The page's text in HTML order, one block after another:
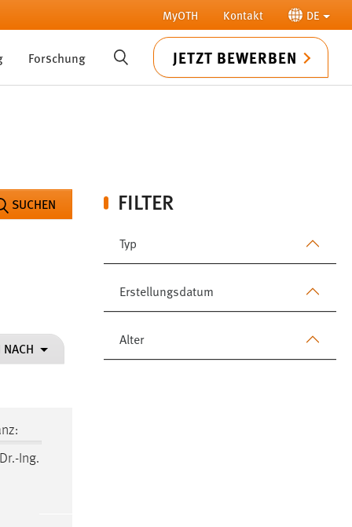
MyOTH Kontakt DE
Forschung SUCHE JETZT BEWERBEN
FILTER
Typ
Erstellungsdatum
Alter
SUCHEN
NACH
Ing.